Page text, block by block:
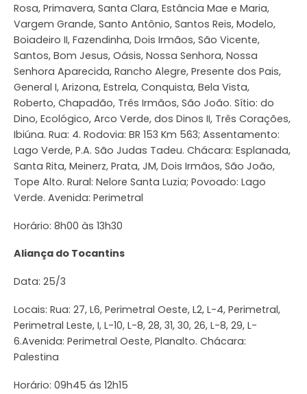
Rosa, Primavera, Santa Clara, Estância Mae e Maria,
Vargem Grande, Santo Antônio, Santos Reis, Modelo,
Boiadeiro II, Fazendinha, Dois Irmãos, São Vicente,
Santos, Bom Jesus, Oásis, Nossa Senhora, Nossa
Senhora Aparecida, Rancho Alegre, Presente dos Pais,
General I, Arizona, Estrela, Conquista, Bela Vista,
Roberto, Chapadão, Três Irmãos, São João. Sítio: do
Dino, Ecológico, Arco Verde, dos Dinos II, Três Corações,
Ibiúna. Rua: 4. Rodovia: BR 153 Km 563; Assentamento:
Lago Verde, P.A. São Judas Tadeu. Chácara: Esplanada,
Santa Rita, Meinerz, Prata, JM, Dois Irmãos, São João,
Tope Alto. Rural: Nelore Santa Luzia; Povoado: Lago
Verde. Avenida: Perimetral
Horário: 8h00 às 13h30
Aliança do Tocantins
Data: 25/3
Locais: Rua: 27, L6, Perimetral Oeste, L2, L-4, Perimetral,
Perimetral Leste, I, L-10, L-8, 28, 31, 30, 26, L-8, 29, L-
6.Avenida: Perimetral Oeste, Planalto. Chácara:
Palestina
Horário: 09h45 ás 12h15